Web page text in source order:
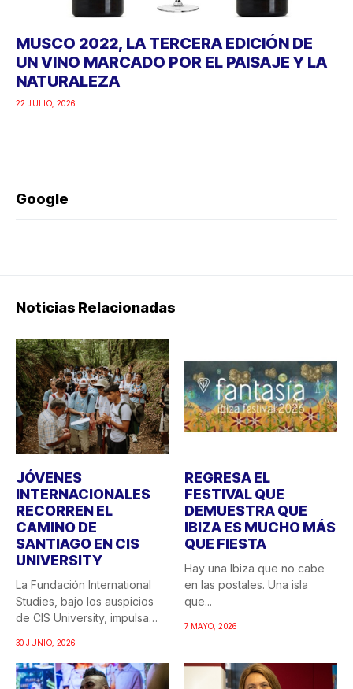
MUSCO 2022, LA TERCERA EDICIÓN DE
UN VINO MARCADO POR EL PAISAJE Y LA
NATURALEZA
22 JULIO, 2026
Google
Noticias Relacionadas
JÓVENES
INTERNACIONALES
RECORREN EL
CAMINO DE
SANTIAGO EN CIS
UNIVERSITY
La Fundación International
Studies, bajo los auspicios
de CIS University, impulsa
30 JUNIO, 2026
REGRESA EL
FESTIVAL QUE
DEMUESTRA QUE
IBIZA ES MUCHO MÁS
QUE FIESTA
Hay una Ibiza que no cabe
en las postales. Una isla
que...
7 MAYO, 2026